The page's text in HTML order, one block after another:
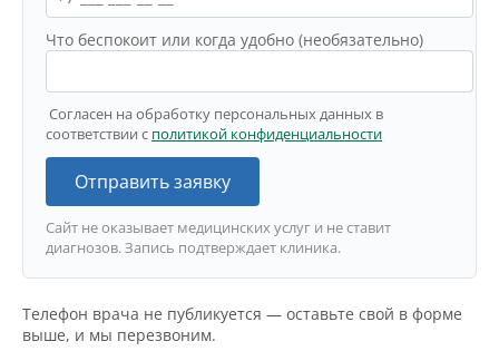
Что беспокоит или когда удобно (необязательно)
Согласен на обработку персональных данных в
соответствии с политикой конфиденциальности
Отправить заявку
Сайт не оказывает медицинских услуг и не ставит
диагнозов. Запись подтверждает клиника.
Телефон врача не публикуется — оставьте свой в форме
выше, и мы перезвоним.